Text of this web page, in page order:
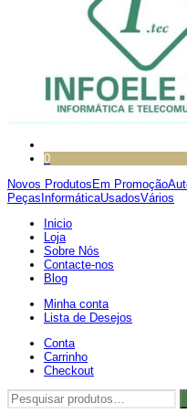
0
Novos Produtos Em Promoção
Peças InformáticaUsadosVários
Inicio
Loja
Sobre Nós
Contacte-nos
Blog
Minha conta
Lista de Desejos
Conta
Carrinho
Checkout
Pesquisar
por: